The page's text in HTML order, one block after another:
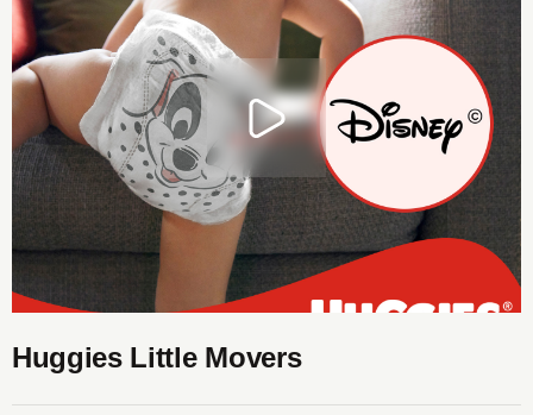
Huggies Little Movers